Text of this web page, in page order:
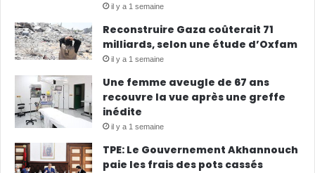
il y a 1 semaine
Reconstruire Gaza coûterait 71
milliards, selon une étude d’Oxfam
il y a 1 semaine
Une femme aveugle de 67 ans
recouvre la vue après une greffe
inédite
il y a 1 semaine
TPE: Le Gouvernement Akhannouch
paie les frais des pots cassés